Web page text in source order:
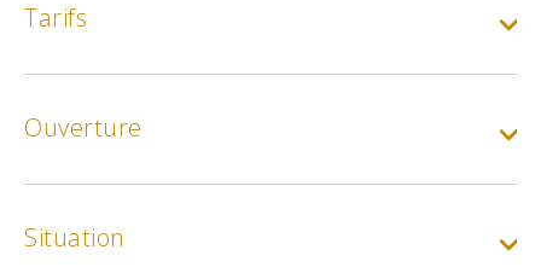
Tarifs
Gratuit
Ouverture
Situation